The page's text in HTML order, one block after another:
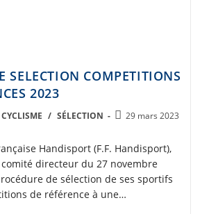
SELECTION COMPETITIONS
2023
CYCLISME / SÉLECTION
Post29 mars 2023
Handisport (F.F. Handisport),
directeur du 27 novembre
de sélection de ses sportifs
de référence à une…